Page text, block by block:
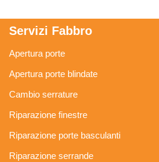
Servizi Fabbro
Apertura porte
Apertura porte blindate
Cambio serrature
Riparazione finestre
Riparazione porte basculanti
Riparazione serrande